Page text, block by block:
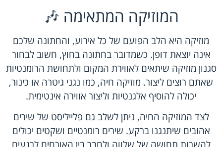
המוזיקה המתאימה 🎶
מוזיקה היא הלב הפועם של כל אירוע, והחתונה שלכם
אינה יוצאת דופן. כשמדובר בחתונה בחוץ, חשוב לבחור
סגנון מוזיקה שיתאים לאווירת המקום ולתחושת הרומנטיות
שאתם רוצים ליצור. מוזיקה חיה, כמו נגני גיטרה או כינור,
יכולה להוסיף אלגנטיות וליצור אווירה אינטימית.
לצד המוזיקה החיה, ניתן לשלב גם פלייליסט של שירים
אהובים שיתנגנו ברקע. שירים רומנטיים ושקטים יכולים